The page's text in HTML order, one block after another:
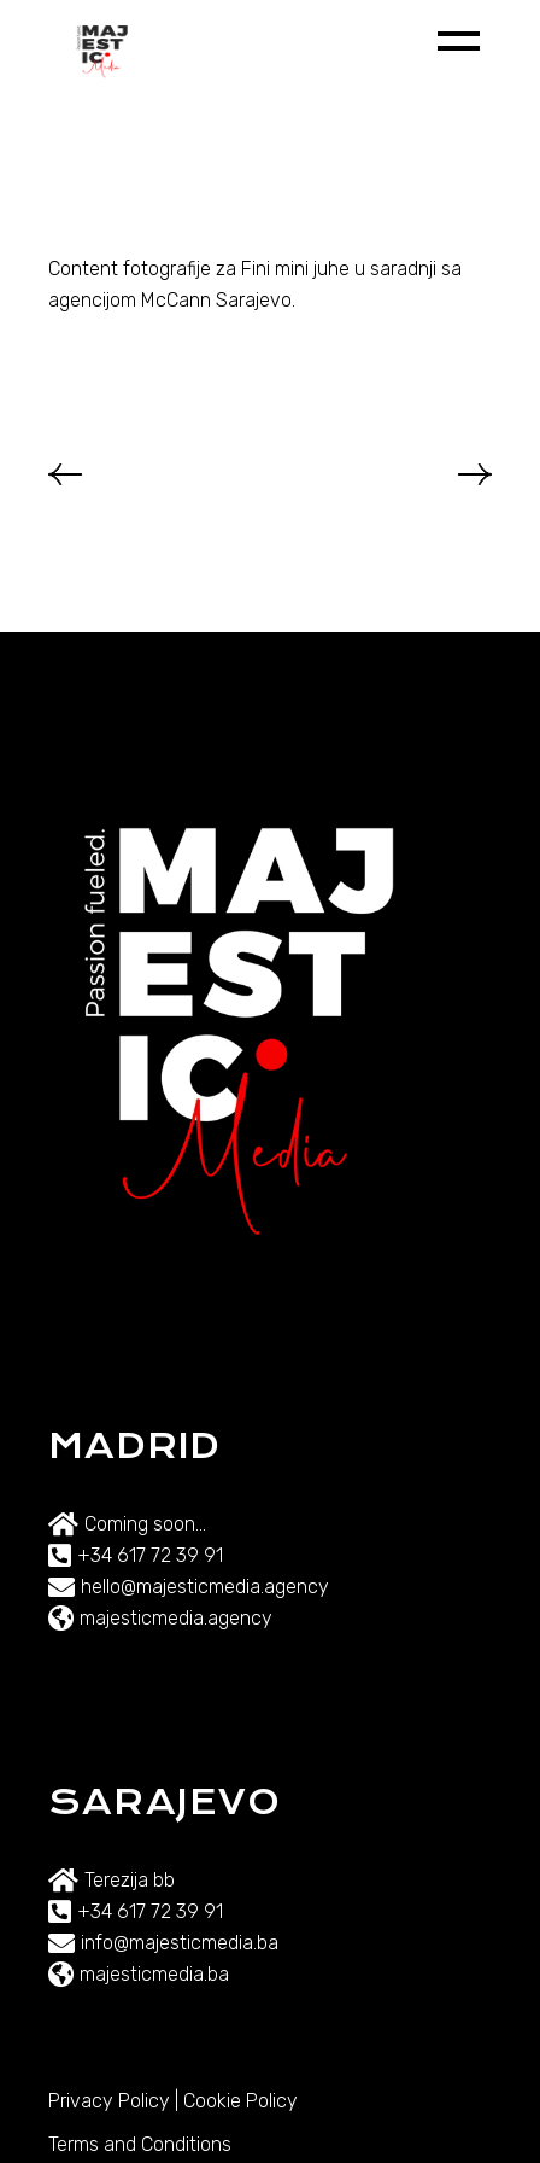
Content fotografije za Fini mini juhe u saradnji sa
agencijom McCann Sarajevo.
MADRID
Coming soon...
+34 617 72 39 91
hello@majesticmedia.agency
majesticmedia.agency
SARAJEVO
Terezija bb
+34 617 72 39 91
info@majesticmedia.ba
majesticmedia.ba
Privacy Policy
Cookie Policy
Terms and Conditions